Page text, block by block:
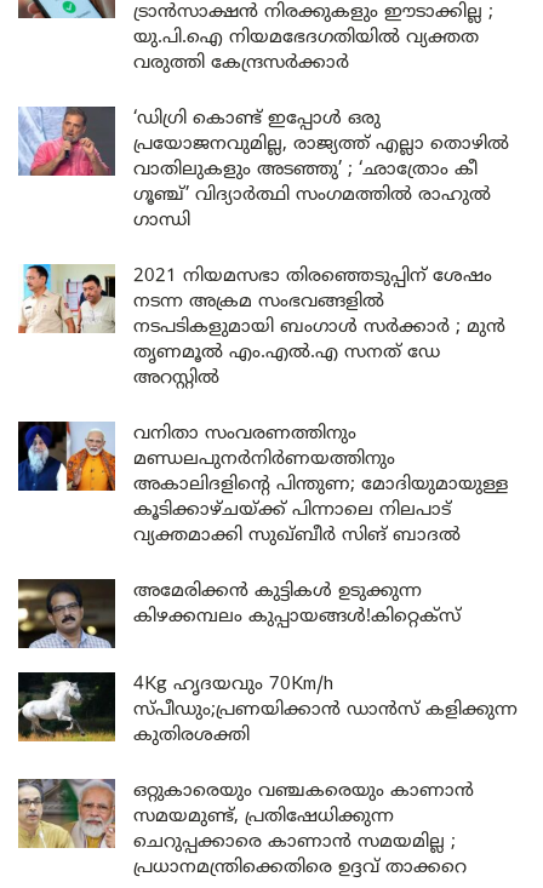
ട്രാൻസാക്ഷൻ നിരക്കുകളും ഈടാക്കില്ല ;
യു.പി.ഐ നിയമഭേദഗതിയിൽ വ്യക്തത
വരുത്തി കേന്ദ്രസർക്കാർ
‘ഡിഗ്രി കൊണ്ട് ഇപ്പോൾ ഒരു
പ്രയോജനവുമില്ല, രാജ്യത്ത് എല്ലാ തൊഴിൽ
വാതിലുകളും അടഞ്ഞു’ ; ‘ഛാത്രോം കീ
ഗൂഞ്ച്’ വിദ്യാർത്ഥി സംഗമത്തിൽ രാഹുൽ
ഗാന്ധി
2021 നിയമസഭാ തിരഞ്ഞെടുപ്പിന് ശേഷം
നടന്ന അക്രമ സംഭവങ്ങളിൽ
നടപടികളുമായി ബംഗാൾ സർക്കാർ ; മുൻ
തൃണമൂൽ എം.എൽ.എ സനത് ഡേ
അറസ്റ്റിൽ
വനിതാ സംവരണത്തിനും
മണ്ഡലപുനർനിർണയത്തിനും
അകാലിദളിന്റെ പിന്തുണ; മോദിയുമായുള്ള
കൂടിക്കാഴ്ചയ്ക്ക് പിന്നാലെ നിലപാട്
വ്യക്തമാക്കി സുഖ്ബീർ സിങ് ബാദൽ
അമേരിക്കൻ കുട്ടികൾ ഉടുക്കുന്ന
കിഴക്കമ്പലം കുപ്പായങ്ങൾ!കിറ്റെക്സ്
4Kg ഹൃദയവും 70Km/h
സ്പീഡും;പ്രണയിക്കാൻ ഡാൻസ് കളിക്കുന്ന
കുതിരശക്തി
ഒറ്റുകാരെയും വഞ്ചകരെയും കാണാൻ
സമയമുണ്ട്, പ്രതിഷേധിക്കുന്ന
ചെറുപ്പക്കാരെ കാണാൻ സമയമില്ല ;
പ്രധാനമന്ത്രിക്കെതിരെ ഉദ്ദവ് താക്കറെ